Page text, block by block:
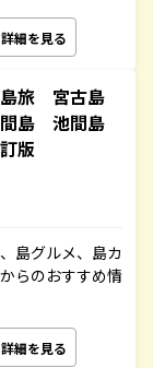
詳細を見る
旅 宮古島
島 池間島
版
島グルメ、島カ
らのおすすめ情
詳細を見る